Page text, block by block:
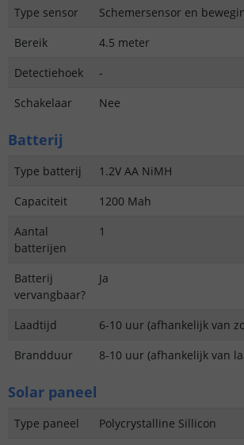
Type sensor
Schemersensor en
Bereik
4.5 meter
Detectiehoek
-
Schakelaar
Nee
Batterij
Type batterij
1.2V AA NiMH
Capaciteit
1200 Mah
Aantal
batterijen
1
Batterij
vervangbaar?
Ja
Laadtijd
6-10 uur (afhankelijk van
Brandduur
8-10 uur (afhankelijk van
Solar paneel
Type paneel
Polycrystalline Sillicon